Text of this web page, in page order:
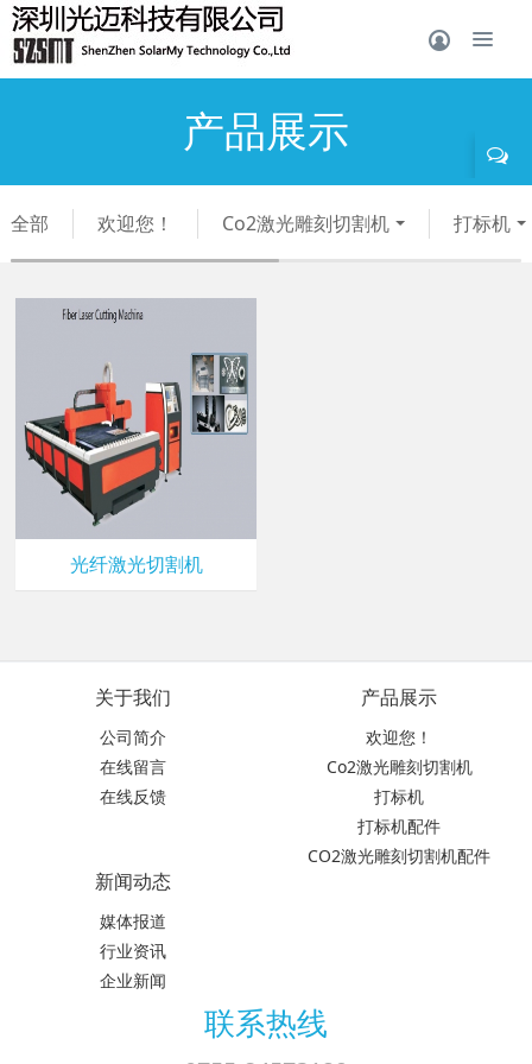
产品展示
全部 欢迎您！ Co2激光雕刻切割机 打标机
光纤激光切割机
关于我们
公司简介
在线留言
在线反馈
产品展示
欢迎您！
Co2激光雕刻切割机
打标机
打标机配件
CO2激光雕刻切割机配件
新闻动态
媒体报道
行业资讯
企业新闻
联系热线